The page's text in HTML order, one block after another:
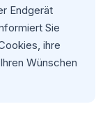
Endgerät
Sie
ihre
Wünschen